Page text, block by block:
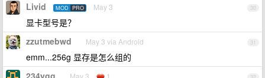
30
Livid MOD PRO May 3
显卡型号是？
31
zzutmebwd May 3 via Android
emm...256g 显存是怎么组的
234ygg May 3 1